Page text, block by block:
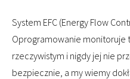
System EFC (Energy Flow
Oprogramowanie monitoruje
rzeczywistym i nigdy jej nie
bezpiecznie, a my wiemy